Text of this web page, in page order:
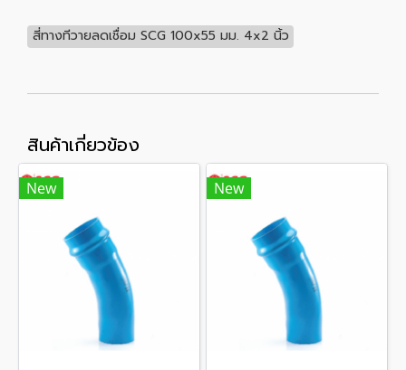
สี่ทางทีวายลดเชื่อม SCG 100x55 มม. 4x2 นิ้ว
สินค้าเกี่ยวข้อง
New New